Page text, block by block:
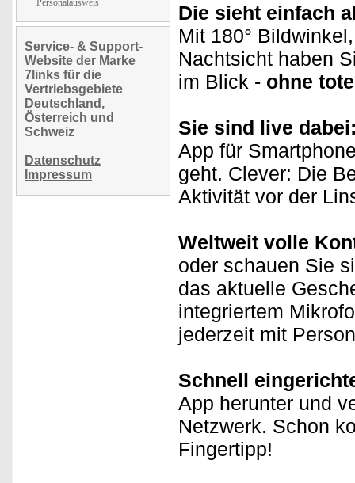
Personalausweis
Service- & Support-
Website der Marke
7links für die
Vertriebsgebiete
Deutschland,
Österreich und
Schweiz
Datenschutz
Impressum
Die sieht einfach
Mit 180°
Nachtsicht haben
im Blick - ohne
Sie sind live
App für
geht. Clever: Die
Aktivität vor der
Weltweit volle
oder schauen Sie
das aktuelle
integriertem
jederzeit mit
Schnell
App herunter und
Netzwerk. Schon
Fingertipp!